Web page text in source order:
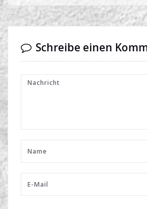
Schreibe einen